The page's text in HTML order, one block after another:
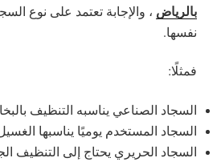
بالرياض ، والإجابة تعتمد على نوع
نفسها.
فمثلًا:
السجاد الصناعي يناسبه التنظيف
السجاد المستخدم يوميًا يناسبها
السجاد الحريري يحتاج إلى التنظيف